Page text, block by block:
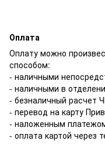
Оплата
Оплату можно
способом:
- наличными
- наличными в
- безналичный расчет
- перевод на карту
- наложенным
- оплата картой через